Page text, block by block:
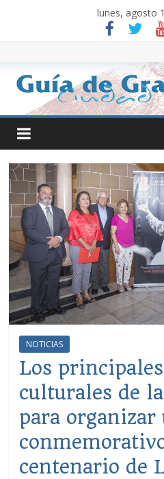
lunes, agosto
NOTICIAS
Los
culturales de
para
centenario de